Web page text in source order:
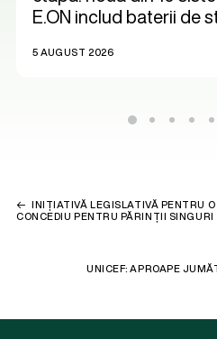
E.ON includ baterii de
5 AUGUST 2026
INIȚIATIVĂ LEGISLATIVĂ PENTRU
CONCEDIU PENTRU PĂRINȚII SINGURI
UNICEF: APROAPE